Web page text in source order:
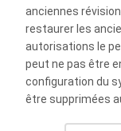
anciennes
restaurer les
autorisations le
peut ne pas être
configuration du
être supprimées